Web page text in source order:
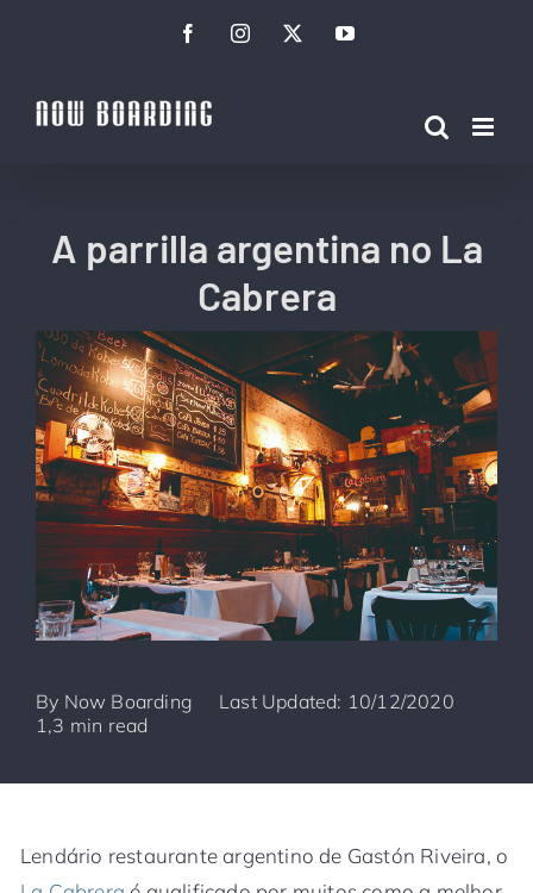
conteúdo
FacebookInstagramTwitterYouTube
A parrilla argentina no La
Cabrera
By Now Boarding
Last Updated: 10/12/2020
1,3 min read
Lendário restaurante argentino de Gastón Riveira, o